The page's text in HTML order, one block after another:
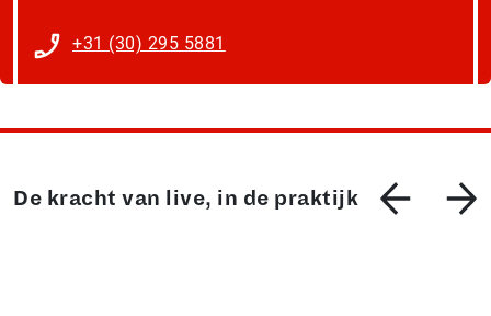
+31 (30) 295 5881
De kracht van live, in de praktijk